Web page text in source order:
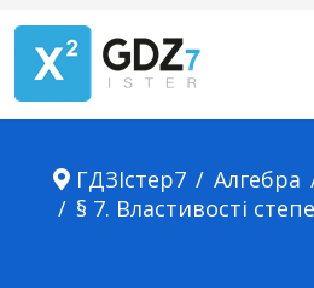
ГДЗІстер7 Алгебра
§ 7. Властивості